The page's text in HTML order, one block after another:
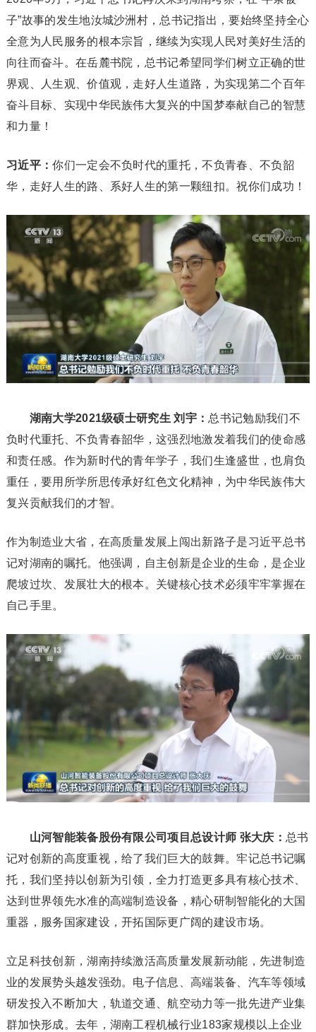
子”故事的发生地汝城沙洲村，总书记指出，要始终坚持全心
全意为人民服务的根本宗旨，继续为实现人民对美好生活的
向往而奋斗。在岳麓书院，总书记希望同学们树立正确的世
界观、人生观、价值观，走好人生道路，为实现第二个百年
奋斗目标、实现中华民族伟大复兴的中国梦奉献自己的智慧
和力量！
习近平：你们一定会不负时代的重托，不负青春、不负韶
华，走好人生的路、系好人生的第一颗纽扣。祝你们成功！
湖南大学2021级硕士研究生 刘宇：总书记勉励我们不
负时代重托、不负青春韶华，这强烈地激发着我们的使命感
和责任感。作为新时代的青年学子，我们生逢盛世，也肩负
重任，要用所学所思传承好红色文化精神，为中华民族伟大
复兴贡献我们的才智。
作为制造业大省，在高质量发展上闯出新路子是习近平总书
记对湖南的嘱托。他强调，自主创新是企业的生命，是企业
爬坡过坎、发展壮大的根本。关键核心技术必须牢牢掌握在
自己手里。
山河智能装备股份有限公司项目总设计师 张大庆： 总书
记对创新的高度重视，给了我们巨大的鼓舞。牢记总书记嘱
托，我们坚持以创新为引领，全力打造更多具有核心技术、
达到世界领先水准的高端制造设备，精心研制智能化的大国
重器，服务国家建设，开拓国际更广阔的建设市场。
立足科技创新，湖南持续激活高质量发展新动能，先进制造
业的发展势头越发强劲。电子信息、高端装备、汽车等领域
研发投入不断加大，轨道交通、航空动力等一批先进产业集
群加快形成。去年，湖南工程机械行业183家规模以上企业